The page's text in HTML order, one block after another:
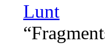
Lunt